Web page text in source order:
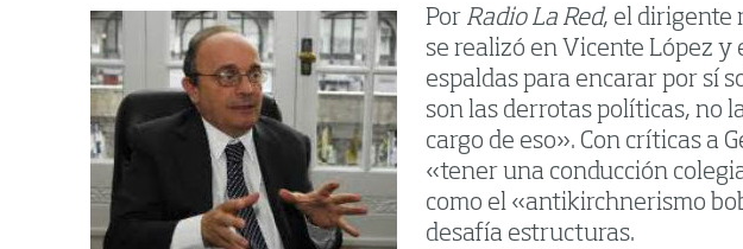
Por Radio La Red, el dirigente
se realizó en Vicente López
espaldas para encarar por sí
son las derrotas políticas, no
cargo de eso». Con críticas a
«tener una conducción
como el «antikirchnerismo
desafía estructuras.